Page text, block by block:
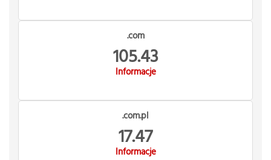
.com
105.43
Informacje
.com.pl
17.47
Informacje